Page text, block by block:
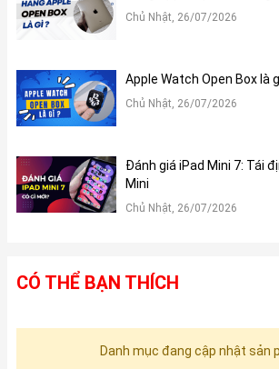
Chủ Nhật, 26/07/2026
Apple Watch Open Box là
Chủ Nhật, 26/07/2026
Đánh giá iPad Mini 7: Tái
Mini
Chủ Nhật, 26/07/2026
CÓ THỂ BẠN THÍCH
Danh mục đang cập nhật sản